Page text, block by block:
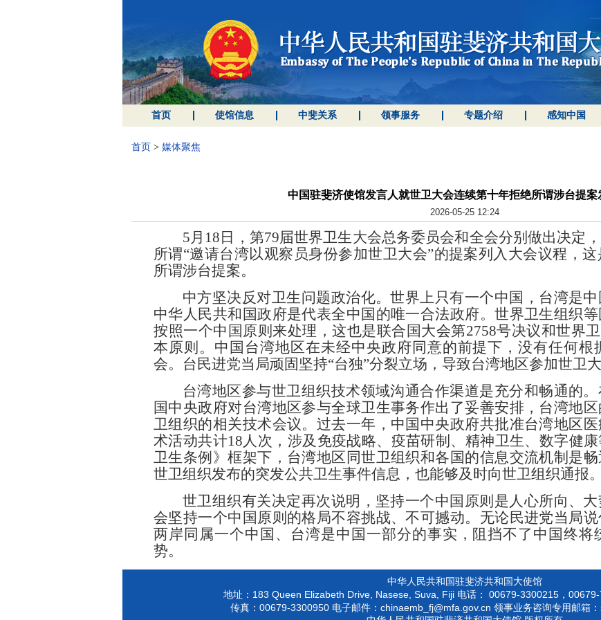
首页 使馆信息 中斐关系 领事服务 专题介绍 感知中国
首页 > 媒体聚焦
中国驻斐济使馆发言人就世卫大会连续第十年拒绝所谓涉台提案
2026-05-25 12:24
5月18日，第79届世界卫生大会总务委员会和全会分别做出决定
所谓“邀请台湾以观察员身份参加世卫大会”的提案列入大会议程，
所谓涉台提案。
中方坚决反对卫生问题政治化。世界上只有一个中国，台湾是中
中华人民共和国政府是代表全中国的唯一合法政府。世界卫生组织
按照一个中国原则来处理，这也是联合国大会第2758号决议和世界
本原则。中国台湾地区在未经中央政府同意的前提下，没有任何根
会。台民进党当局顽固坚持“台独”分裂立场，导致台湾地区参加世卫
台湾地区参与世卫组织技术领域沟通合作渠道是充分和畅通的
国中央政府对台湾地区参与全球卫生事务作出了妥善安排，台湾地
卫组织的相关技术会议。过去一年，中国中央政府共批准台湾地区
术活动共计18人次，涉及免疫战略、疫苗研制、精神卫生、数字健
卫生条例》框架下，台湾地区同世卫组织和各国的信息交流机制是
世卫组织发布的突发公共卫生事件信息，也能够及时向世卫组织通报。
世卫组织有关决定再次说明，坚持一个中国原则是人心所向、
会坚持一个中国原则的格局不容挑战、不可撼动。无论民进党当局
两岸同属一个中国、台湾是中国一部分的事实，阻挡不了中国终将
势。
中华人民共和国驻斐济共和国大使馆
地址： 183 Queen Elizabeth Drive, Nasese, Suva, Fiji 电话： 00679-3300215，00679-
传真： 00679-3300950 电子邮件： chinaemb_fj@mfa.gov.cn 领事业务咨询专用邮箱：